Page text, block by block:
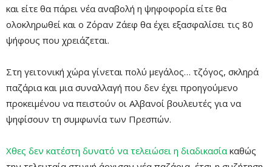
και είτε θα πάρει νέα αναβολή η ψηφοφορία είτε θα
ολοκληρωθεί και ο Ζόραν Ζάεφ θα έχει εξασφαλίσει τις 80
ψήφους που χρειάζεται.
Στη γειτονική χώρα γίνεται πολύ μεγάλος… τζόγος, σκληρά
παζάρια και μια συναλλαγή που δεν έχει προηγούμενο
προκειμένου να πειστούν οι Αλβανοί βουλευτές για να
ψηφίσουν τη συμφωνία των Πρεσπών.
Χθες δεν κατέστη δυνατό να τελειώσει η διαδικασίακαθώς